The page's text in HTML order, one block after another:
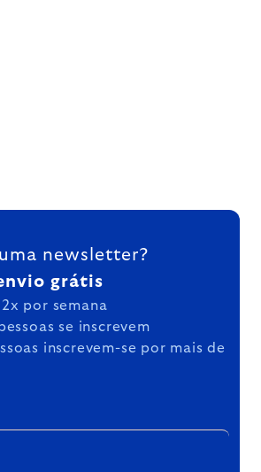
newsletter?
grátis
por semana
se inscrevem
inscrevem-se por mais de